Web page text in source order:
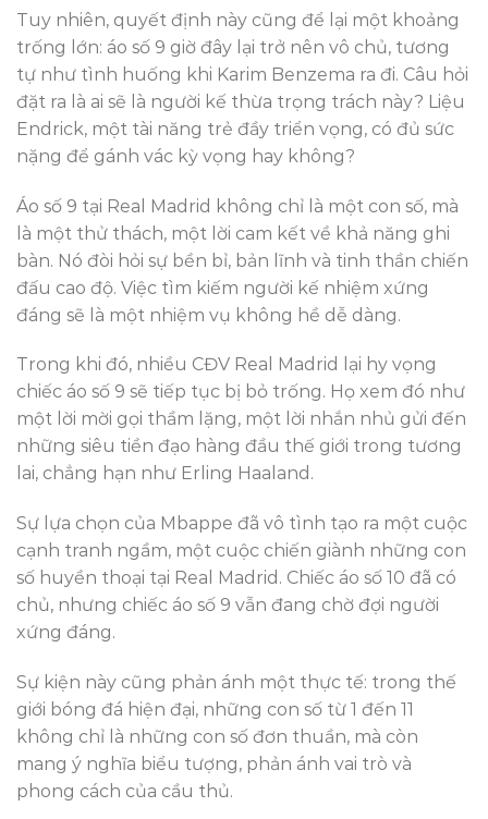
Tuy nhiên, quyết định này cũng để lại một khoảng
trống lớn: áo số 9 giờ đây lại trở nên vô chủ, tương
tự như tình huống khi Karim Benzema ra đi. Câu hỏi
đặt ra là ai sẽ là người kế thừa trọng trách này? Liệu
Endrick, một tài năng trẻ đầy triển vọng, có đủ sức
nặng để gánh vác kỳ vọng hay không?
Áo số 9 tại Real Madrid không chỉ là một con số, mà
là một thử thách, một lời cam kết về khả năng ghi
bàn. Nó đòi hỏi sự bền bỉ, bản lĩnh và tinh thần chiến
đấu cao độ. Việc tìm kiếm người kế nhiệm xứng
đáng sẽ là một nhiệm vụ không hề dễ dàng.
Trong khi đó, nhiều CĐV Real Madrid lại hy vọng
chiếc áo số 9 sẽ tiếp tục bị bỏ trống. Họ xem đó như
một lời mời gọi thầm lặng, một lời nhắn nhủ gửi đến
những siêu tiền đạo hàng đầu thế giới trong tương
lai, chẳng hạn như Erling Haaland.
Sự lựa chọn của Mbappe đã vô tình tạo ra một cuộc
cạnh tranh ngầm, một cuộc chiến giành những con
số huyền thoại tại Real Madrid. Chiếc áo số 10 đã có
chủ, nhưng chiếc áo số 9 vẫn đang chờ đợi người
xứng đáng.
Sự kiện này cũng phản ánh một thực tế: trong thế
giới bóng đá hiện đại, những con số từ 1 đến 11
không chỉ là những con số đơn thuần, mà còn
mang ý nghĩa biểu tượng, phản ánh vai trò và
phong cách của cầu thủ.